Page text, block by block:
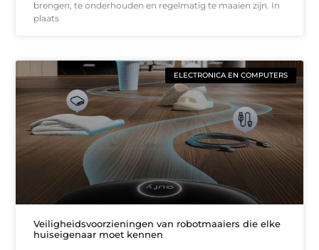
brengen, te onderhouden en regelmatig te maaien zijn. In
plaats
ELECTRONICA EN COMPUTERS
Veiligheidsvoorzieningen van robotmaaiers die elke
huiseigenaar moet kennen